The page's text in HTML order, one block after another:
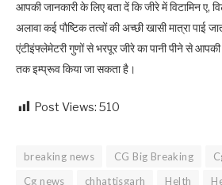
आपकी जानकारी के लिए बता दें कि जीरे में विटामिन ए,
अलावा कई पौष्टिक तत्वों की अच्छी खासी मात्रा पाई
एंटीइंफ्लेमेटरी गुणों से भरपूर जीरे का पानी पीने से
तक इम्प्रूव किया जा सकता है।
Post Views: 510
breaking news CG Big Breaking
Cg news
chhattisgarh Helth